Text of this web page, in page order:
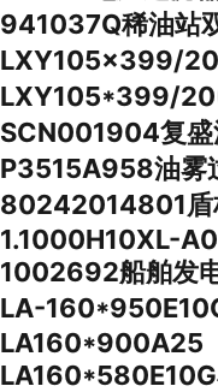
941037Q稀油站
LXY105×399/20
LXY105*399/
SCN001904复盛
P3515A958油雾
80242014801盾
1.1000H10XL-
1002692船舶发
LA-
LA160*900A25
LA160*580E10G